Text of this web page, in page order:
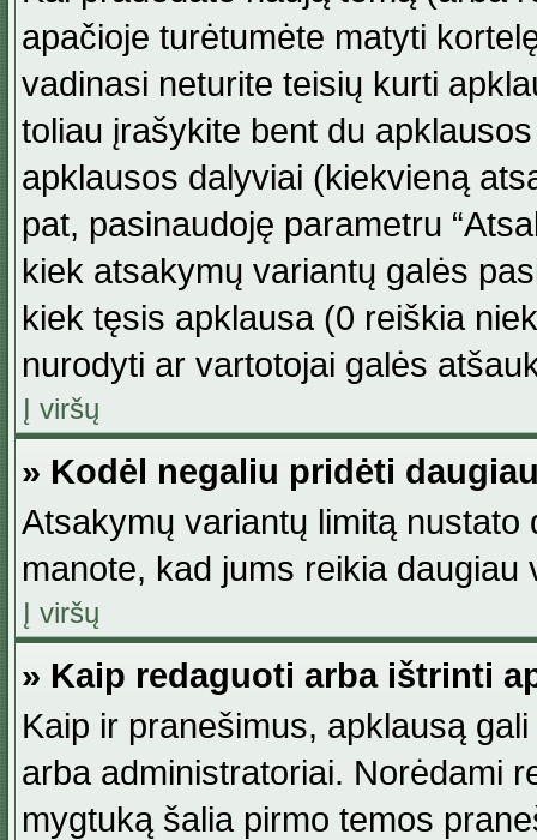
apačioje turėtumėte matyti
vadinasi neturite teisių kurti
toliau įrašykite bent du
apklausos dalyviai (kiekvieną
pat, pasinaudoję parametru
kiek atsakymų variantų galės
kiek tęsis apklausa (0 reiškia
nurodyti ar vartotojai galės
Į viršų
» Kodėl negaliu pridėti
Atsakymų variantų limitą
manote, kad jums reikia daugiau
Į viršų
» Kaip redaguoti arba ištrinti
Kaip ir pranešimus, apklausą
arba administratoriai. Norėdami
mygtuką šalia pirmo temos